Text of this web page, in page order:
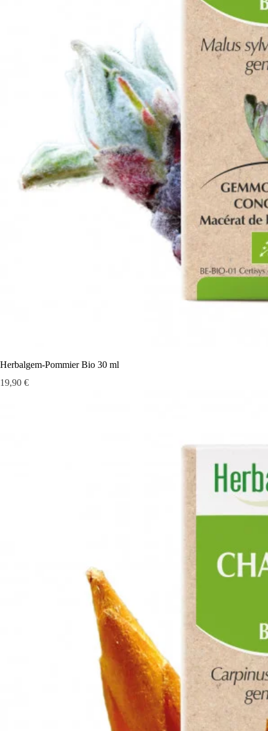
Herbalgem-Pommier Bio 30 ml
Prix
19,90 €